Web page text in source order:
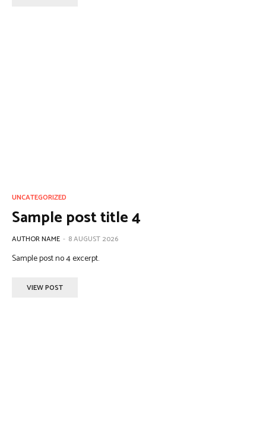
UNCATEGORIZED
Sample post title 4
AUTHOR NAME - 8 AUGUST 2026
Sample post no 4 excerpt.
VIEW POST